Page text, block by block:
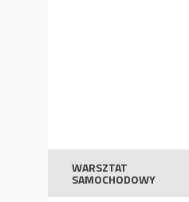
WARSZTAT
SAMOCHODOWY